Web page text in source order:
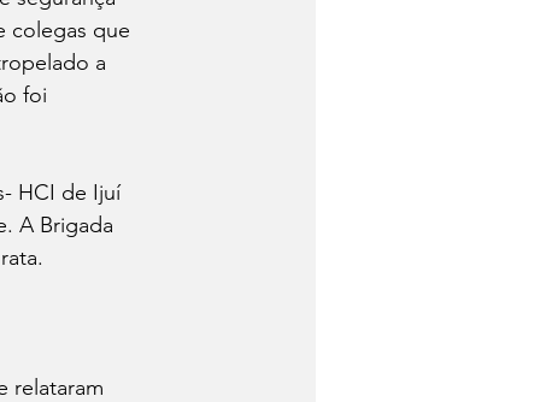
colegas que
a
foi
HCI de Ijuí
A Brigada
relataram